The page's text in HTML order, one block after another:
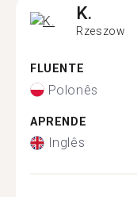
K.
Rzeszow
FLUENTE
Polonês
APRENDE
Inglês